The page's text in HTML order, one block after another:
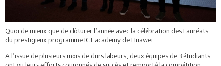
Quoi de mieux que de clôturer l’année avec la célébration des Lauréats
du prestigieux programme ICT academy de Huawei.
A l’issue de plusieurs mois de durs labeurs, deux équipes de 3 étudiants